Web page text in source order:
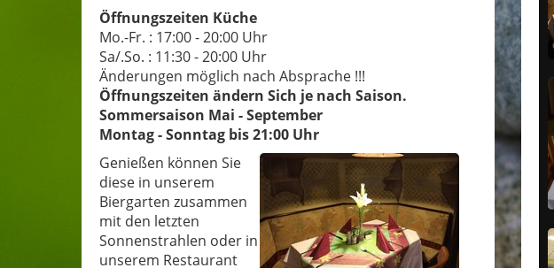
Öffnungszeiten Küche
Mo.-Fr. : 17:00 - 20:00 Uhr
Sa/.So. : 11:30 - 20:00 Uhr
Änderungen möglich nach Absprache !!!
Öffnungszeiten ändern Sich je nach Saison.
Sommersaison Mai - September
Montag - Sonntag bis 21:00 Uhr
Genießen können Sie
diese in unserem
Biergarten zusammen
mit den letzten
Sonnenstrahlen oder in
unserem Restaurant